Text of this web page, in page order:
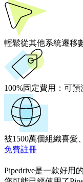
輕鬆從其他系統遷移
100%固定費用： 可預
被1500萬個組織喜愛
免費註冊
Pipedrive是一款好用